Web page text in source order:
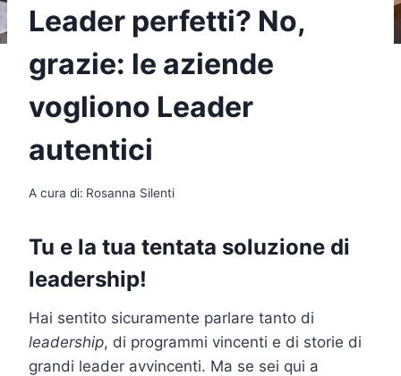
Leader perfetti? No,
grazie: le aziende
vogliono Leader
autentici
A cura di: Rosanna Silenti
Tu e la tua tentata soluzione di
leadership!
Hai sentito sicuramente parlare tanto di
leadership, di programmi vincenti e di storie di
grandi leader avvincenti. Ma se sei qui a